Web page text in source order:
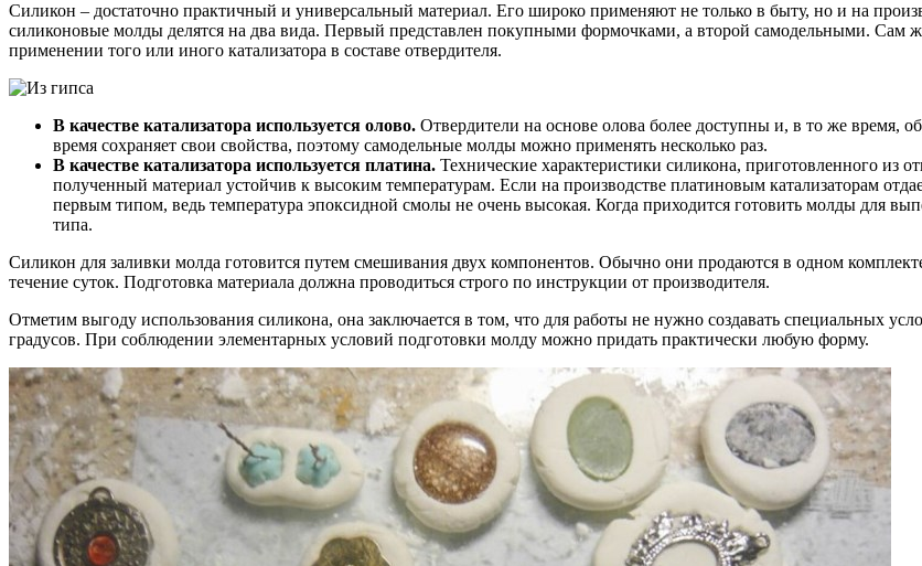
Силикон – достаточно практичный и универсальный материал. Его широко применяют не только в быту, но и на
силиконовые молды делятся на два вида. Первый представлен покупными формочками, а второй самодельными. Сам
применении того или иного катализатора в составе отвердителя.
В качестве катализатора используется олово. Отвердители на основе олова более доступны и, в то же время,
время сохраняет свои свойства, поэтому самодельные молды можно применять несколько раз.
В качестве катализатора используется платина. Технические характеристики силикона, приготовленного из
полученный материал устойчив к высоким температурам. Если на производстве платиновым катализаторам
первым типом, ведь температура эпоксидной смолы не очень высокая. Когда приходится готовить молды для
типа.
Силикон для заливки молда готовится путем смешивания двух компонентов. Обычно они продаются в одном
течение суток. Подготовка материала должна проводиться строго по инструкции от производителя.
Отметим выгоду использования силикона, она заключается в том, что для работы не нужно создавать специальных
градусов. При соблюдении элементарных условий подготовки молду можно придать практически любую форму.